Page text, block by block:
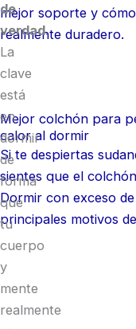
de
verdad.
La
clave
está
en
dormir
de
forma
que
tu
cuerpo
y
mente
realmente
mejor soporte y
realmente duradero.
Mejor colchón para
calor al dormir
Si te despiertas
sientes que el
Dormir con exceso
principales motivos